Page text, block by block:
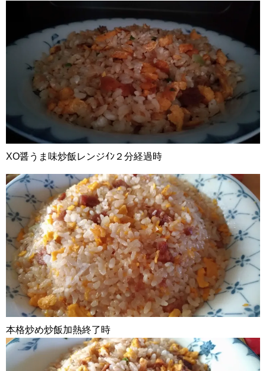
XO醤うま味炒飯レンジｲﾝ２分経過時
本格炒め炒飯加熱終了時